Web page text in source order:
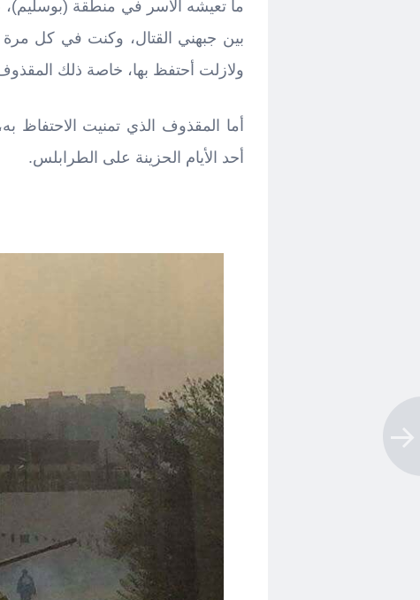
ما تعيشه الأسر في منطقة
بين جبهني القتال، وكنت في كل
ولازلت أحتفظ بها، خاصة ذلك
أما المقذوف الذي تمنيت الاحتفاظ
أحد الأيام الحزينة على الطرابلس.